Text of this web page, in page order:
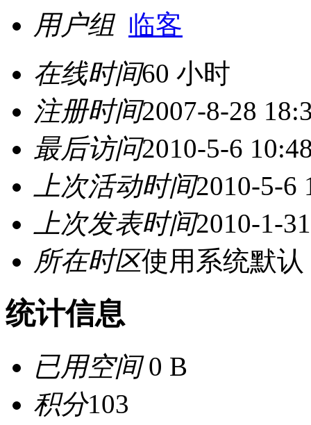
用户组 临客
在线时间60 小时
注册时间2007-8-28
最后访问2010-5-6
上次活动时间2010-5-6
上次发表时间2010-1-
所在时区使用系统默认
统计信息
已用空间0 B
积分103